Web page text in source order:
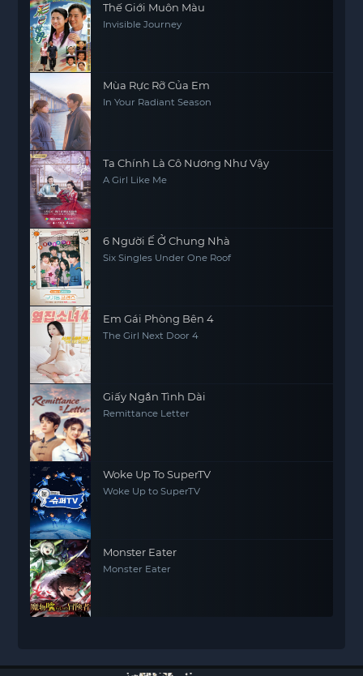
Thế Giới Muôn Màu
Invisible Journey
Mùa Rực Rỡ Của Em
In Your Radiant Season
Ta Chính Là Cô Nương Như Vậy
A Girl Like Me
6 Người Ế Ở Chung Nhà
Six Singles Under One Roof
Em Gái Phòng Bên 4
The Girl Next Door 4
Giấy Ngắn Tình Dài
Remittance Letter
Woke Up To SuperTV
Woke Up to SuperTV
Monster Eater
Monster Eater